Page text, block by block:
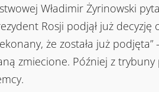
Władimir Żyrinowski
Rosji podjął już
że została już podjęta”
zmiecione. Później z trybuny